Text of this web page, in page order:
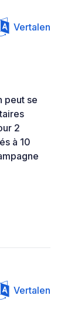
Vertalen
peut se
2
à 10
Vertalen